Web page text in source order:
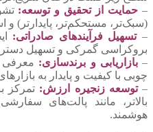
–حمایت از تحقیق و توسعه:
(سبک‌تر، مستحکم‌تر، پایدارتر) و
–تسهیل فرآیندهای صادراتی:
بروکراسی گمرکی و تسهیل
–بازاریابی و برندسازی: معرفی
چوبی با کیفیت و پایدار به
–توسعه زنجیره ارزش: تمرکز
بالاتر، مانند پالت‌های
هوشمند.